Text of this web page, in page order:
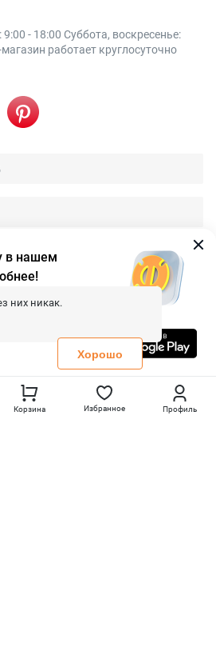
- 18:00 Суббота, воскресенье:
работает круглосуточно
Корзина Избранное Профиль
в нашем
них никак.
Хорошо